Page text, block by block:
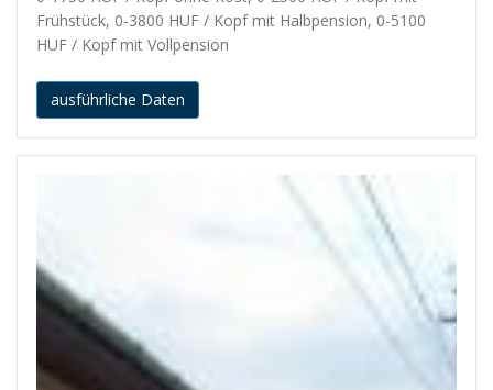
Frühstück, 0-3800 HUF / Kopf mit Halbpension, 0-5100
HUF / Kopf mit Vollpension
ausführliche Daten